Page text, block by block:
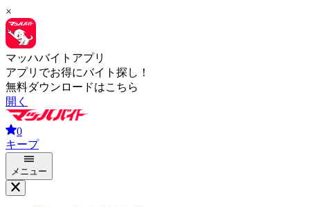
×
マッハバイトアプリ
アプリでお得にバイト探し！
無料ダウンロードはこちら
開く
0
キープ
メニュー